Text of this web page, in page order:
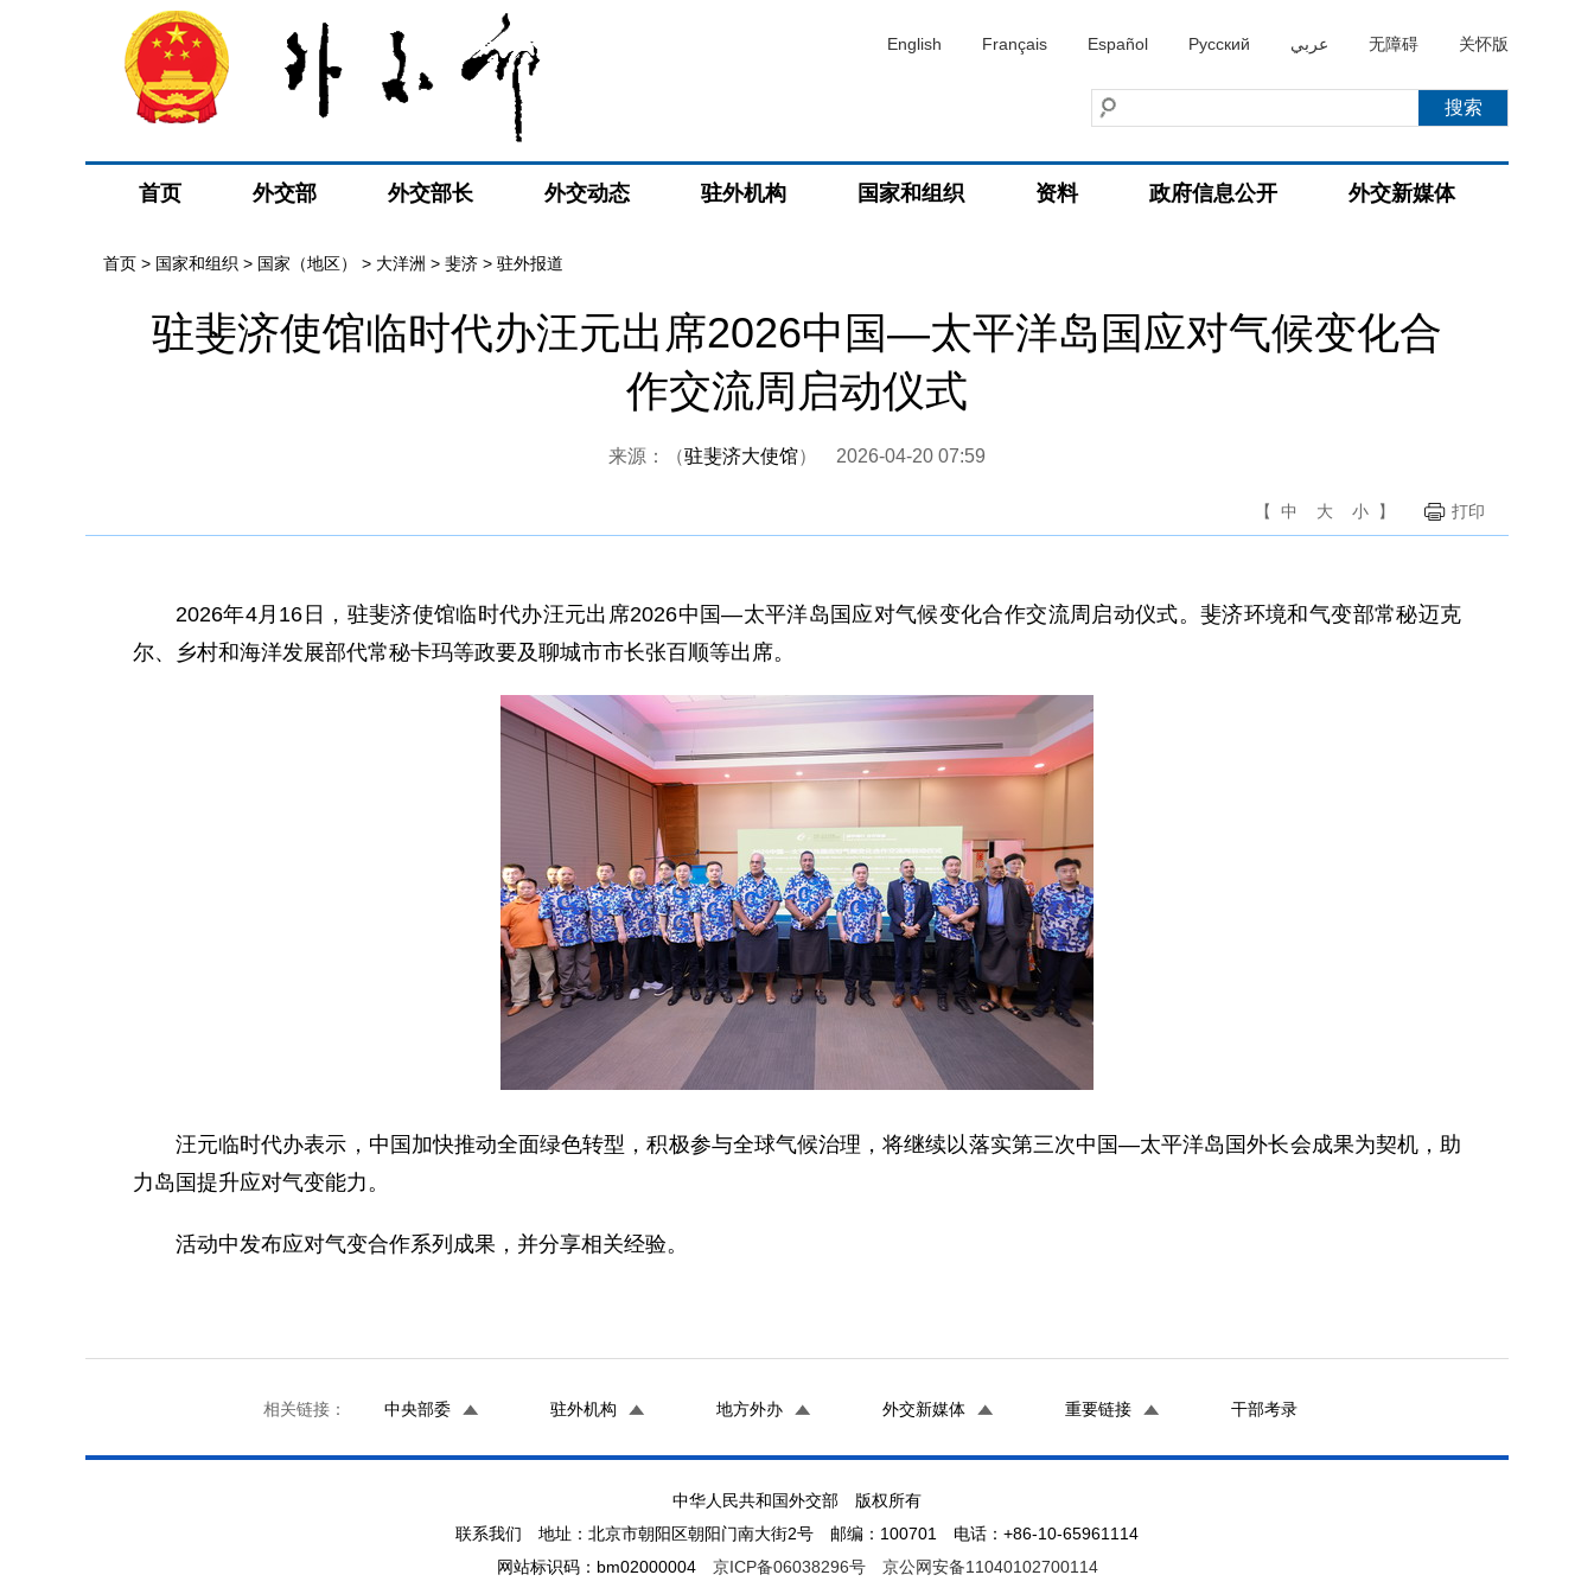
English Français Español Русский عربي 无障碍 关怀版
首页 外交部 外交部长 外交动态 驻外机构 国家和组织 资料 政府信息公开 外交新媒体
首页 > 国家和组织 > 国家（地区） > 大洋洲 > 斐济 > 驻外报道
驻斐济使馆临时代办汪元出席2026中国—太平洋岛国应对气候变化合
作交流周启动仪式
来源：（驻斐济大使馆） 2026-04-20 07:59
【 中 大 小 】 打印
2026年4月16日，驻斐济使馆临时代办汪元出席2026中国—太平洋岛国应对气候变化合作交流周启动仪式。斐济环境和气变部常秘迈克
尔、乡村和海洋发展部代常秘卡玛等政要及聊城市市长张百顺等出席。
汪元临时代办表示，中国加快推动全面绿色转型，积极参与全球气候治理，将继续以落实第三次中国—太平洋岛国外长会成果为契机，助
力岛国提升应对气变能力。
活动中发布应对气变合作系列成果，并分享相关经验。
相关链接： 中央部委 驻外机构 地方外办 外交新媒体 重要链接 干部考录
中华人民共和国外交部 版权所有
联系我们 地址：北京市朝阳区朝阳门南大街2号 邮编：100701 电话：+86-10-65961114
网站标识码：bm02000004 京ICP备06038296号 京公网安备11040102700114